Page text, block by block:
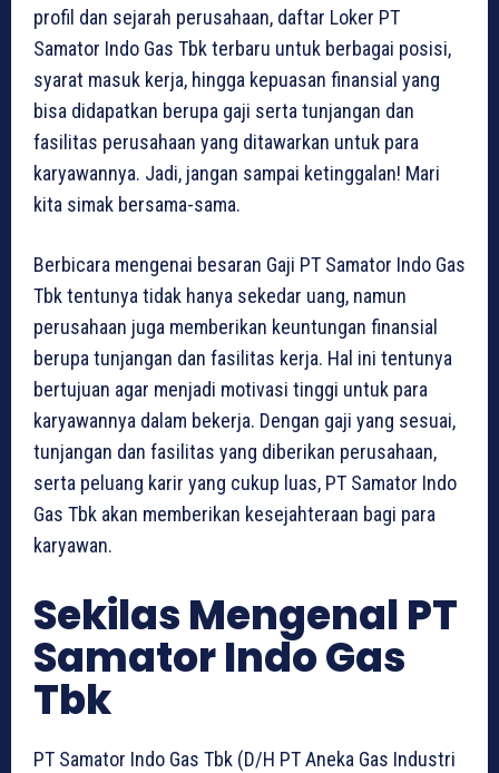
profil dan sejarah perusahaan, daftar Loker PT
Samator Indo Gas Tbk terbaru untuk berbagai posisi,
syarat masuk kerja, hingga kepuasan finansial yang
bisa didapatkan berupa gaji serta tunjangan dan
fasilitas perusahaan yang ditawarkan untuk para
karyawannya. Jadi, jangan sampai ketinggalan! Mari
kita simak bersama-sama.
Berbicara mengenai besaran Gaji PT Samator Indo Gas
Tbk tentunya tidak hanya sekedar uang, namun
perusahaan juga memberikan keuntungan finansial
berupa tunjangan dan fasilitas kerja. Hal ini tentunya
bertujuan agar menjadi motivasi tinggi untuk para
karyawannya dalam bekerja. Dengan gaji yang sesuai,
tunjangan dan fasilitas yang diberikan perusahaan,
serta peluang karir yang cukup luas, PT Samator Indo
Gas Tbk akan memberikan kesejahteraan bagi para
karyawan.
Sekilas Mengenal PT
Samator Indo Gas
Tbk
PT Samator Indo Gas Tbk (D/H PT Aneka Gas Industri